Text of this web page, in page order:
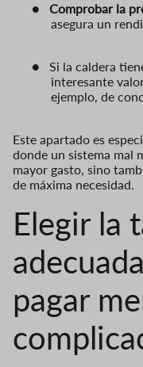
● Comprobar la
asegura un
●
Si la caldera
interesante
ejemplo, de
Este apartado es
donde un sistema mal
mayor gasto, sino
de máxima necesidad.
​​Elegir la
pagar